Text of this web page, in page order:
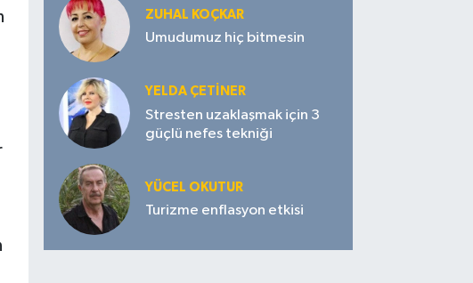
ZUHAL KOÇKAR
Umudumuz hiç bitmesin
YELDA ÇETİNER
Stresten uzaklaşmak için 3
güçlü nefes tekniği
YÜCEL OKUTUR
Turizme enflasyon etkisi